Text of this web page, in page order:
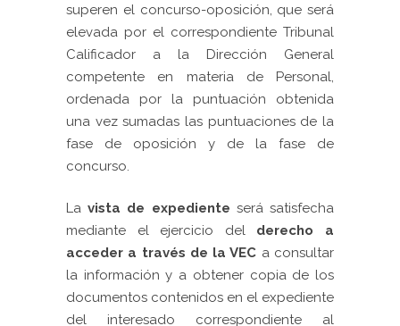
superen el concurso-oposición, que será
elevada por el correspondiente Tribunal
Calificador a la Dirección General
competente en materia de Personal,
ordenada por la puntuación obtenida
una vez sumadas las puntuaciones de la
fase de oposición y de la fase de
concurso.
Lavista de expediente será satisfecha
mediante el ejercicio del
derecho a
acceder a través de la VEC a consultar
la información y a obtener copia de los
documentos contenidos en el expediente
del interesado correspondiente al